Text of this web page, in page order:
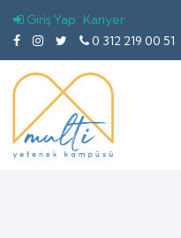
Giriş Yap Kariyer
0 312 219 00 51